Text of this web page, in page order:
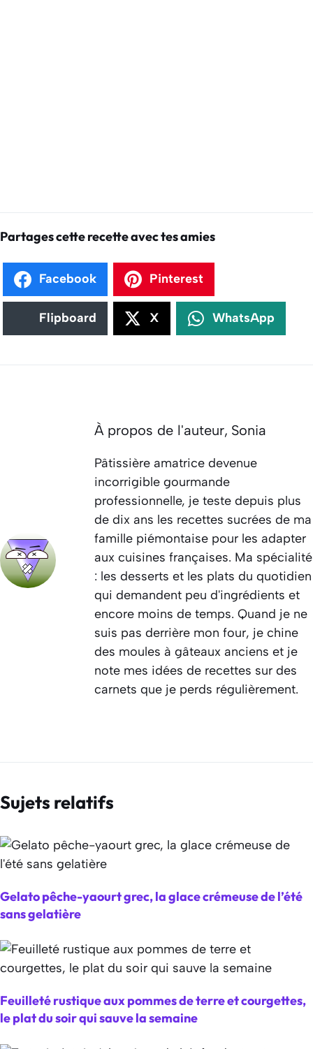
Partages cette recette avec tes amies
Facebook Pinterest
Flipboard X WhatsApp
À propos de l'auteur, Sonia
Pâtissière amatrice devenue
incorrigible gourmande
professionnelle, je teste depuis plus
de dix ans les recettes sucrées de ma
famille piémontaise pour les adapter
aux cuisines françaises. Ma spécialité
: les desserts et les plats du quotidien
qui demandent peu d'ingrédients et
encore moins de temps. Quand je ne
suis pas derrière mon four, je chine
des moules à gâteaux anciens et je
note mes idées de recettes sur des
carnets que je perds régulièrement.
Sujets relatifs
Gelato pêche-yaourt grec, la glace crémeuse de l’été
sans gelatière
Feuilleté rustique aux pommes de terre et courgettes,
le plat du soir qui sauve la semaine